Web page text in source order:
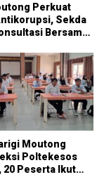
Perkuat
Sekda
Bersama
Moutong
Poltekesos
20 Peserta Ikut